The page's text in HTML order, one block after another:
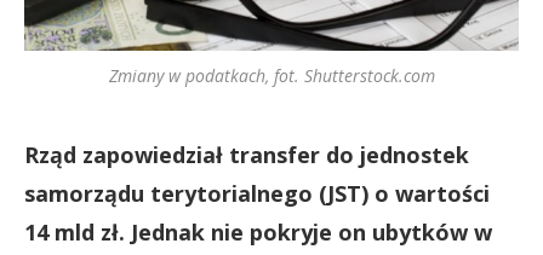
Zmiany w podatkach, fot. Shutterstock.com
Rząd zapowiedział transfer do jednostek
samorządu terytorialnego (JST) o wartości
14 mld zł. Jednak nie pokryje on ubytków w